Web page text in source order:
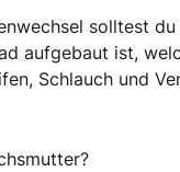
solltest du
aufgebaut ist,
Schlauch und